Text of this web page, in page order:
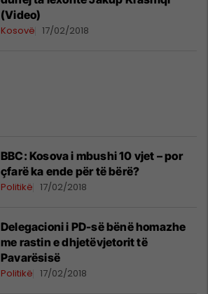
(Video)
Kosovë 17/02/2018
BBC: Kosova i mbushi 10 vjet – por
çfarë ka ende për të bërë?
Politikë 17/02/2018
Delegacioni i PD-së bënë homazhe
me rastin e dhjetëvjetorit të
Pavarësisë
Politikë 17/02/2018